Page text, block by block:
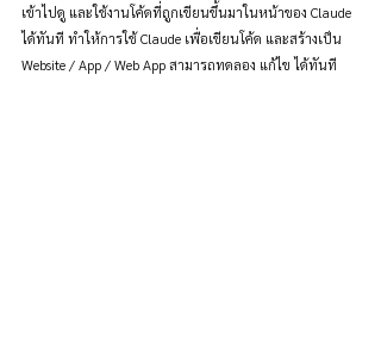
เข้าไปดู และใช้งานโค้ดที่ถูกเขียนขึ้นมาในหน้าของ Claude
ได้ทันที ทำให้การใช้ Claude เพื่อเขียนโค้ด และสร้างเป็น
Website / App / Web App สามารถทดลอง แก้ไข ได้ทันที